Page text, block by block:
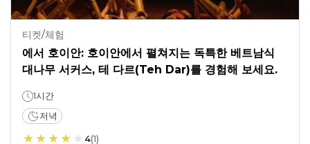
티켓/체험
에서 호이안: 호이안에서 펼쳐지는 독특한 베트남식
대나무 서커스, 테 다르(Teh Dar)를 경험해 보세요.
1시간
저녁
4(1)